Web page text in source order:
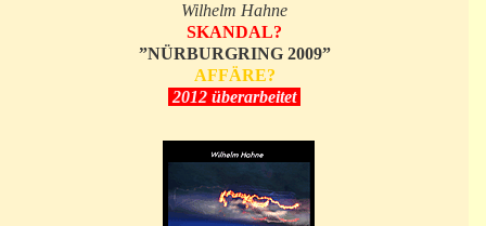
Wilhelm Hahne
SKANDAL?
”NÜRBURGRING 2009”
AFFÄRE?
2012 überarbeitet